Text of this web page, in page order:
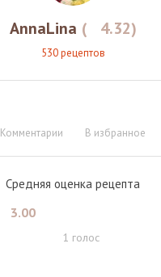
AnnaLina ( 4.32)
530 рецептов
Комментарии В избранное
Средняя оценка рецепта
3.00
1 голос